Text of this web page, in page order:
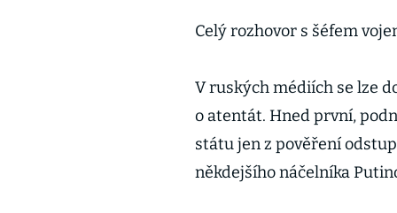
Celý rozhovor s šéfem
V ruských médiích se lze
o atentát. Hned první,
státu jen z pověření
někdejšího náčelníka